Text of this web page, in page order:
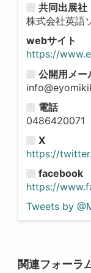
共同出展社
株式会社英語
webサイト
https://
公開用メー
電話
0486420071
X
https://
facebook
https://
Tweets by
関連フォーラ